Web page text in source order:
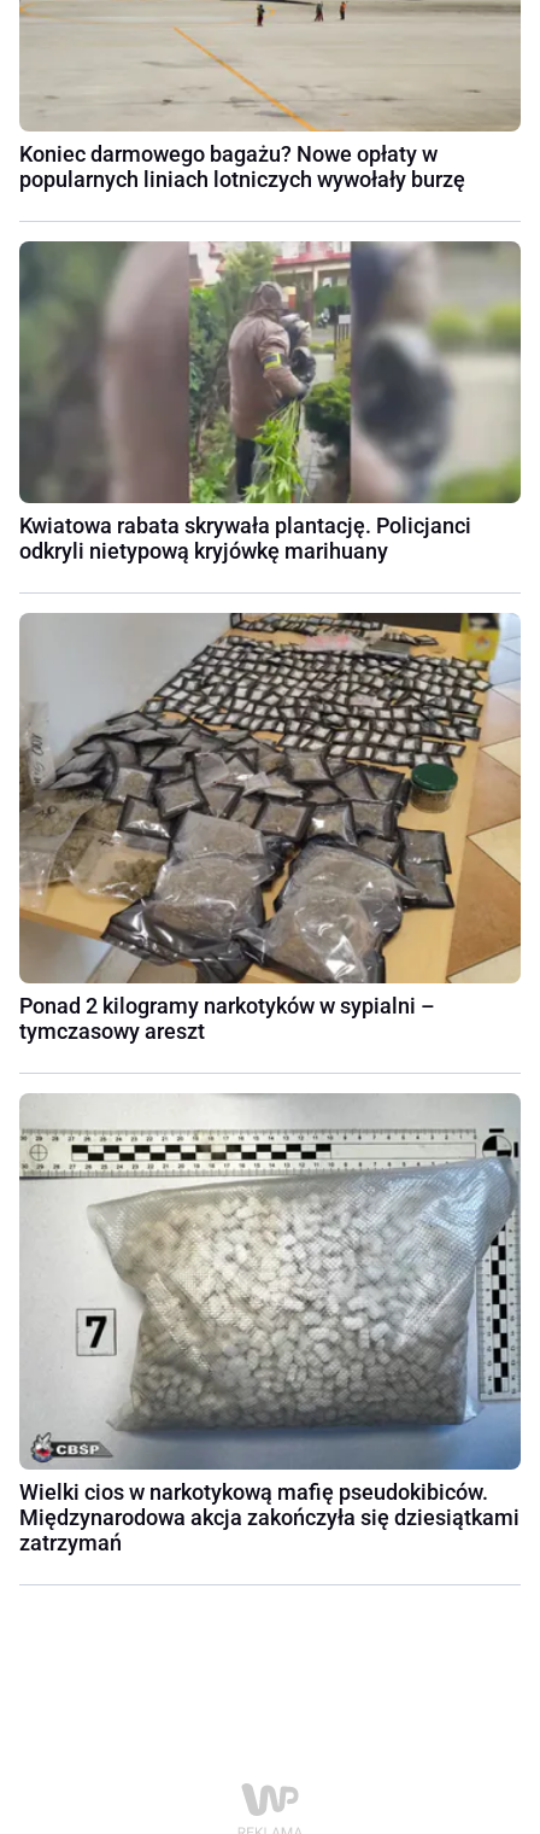
Koniec darmowego bagażu? Nowe opłaty w
popularnych liniach lotniczych wywołały burzę
Kwiatowa rabata skrywała plantację. Policjanci
odkryli nietypową kryjówkę marihuany
Ponad 2 kilogramy narkotyków w sypialni –
tymczasowy areszt
Wielki cios w narkotykową mafię pseudokibiców.
Międzynarodowa akcja zakończyła się dziesiątkami
zatrzymań